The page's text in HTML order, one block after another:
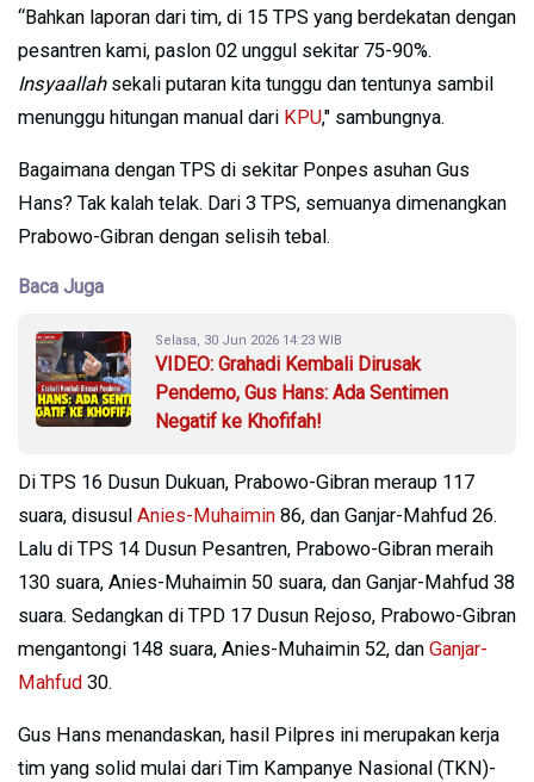
“Bahkan laporan dari tim, di 15 TPS yang berdekatan dengan
pesantren kami, paslon 02 unggul sekitar 75-90%.
Insyaallahsekali putaran kita tunggu dan tentunya sambil
menunggu hitungan manual dari KPU," sambungnya.
Bagaimana dengan TPS di sekitar Ponpes asuhan Gus
Hans? Tak kalah telak. Dari 3 TPS, semuanya dimenangkan
Prabowo-Gibran dengan selisih tebal.
Baca Juga
Selasa, 30 Jun 2026 14:23 WIB
VIDEO: Grahadi Kembali Dirusak
Pendemo, Gus Hans: Ada Sentimen
Negatif ke Khofifah!
Di TPS 16 Dusun Dukuan, Prabowo-Gibran meraup 117
suara, disusul Anies-Muhaimin 86, dan Ganjar-Mahfud 26.
Lalu di TPS 14 Dusun Pesantren, Prabowo-Gibran meraih
130 suara, Anies-Muhaimin 50 suara, dan Ganjar-Mahfud 38
suara. Sedangkan di TPD 17 Dusun Rejoso, Prabowo-Gibran
mengantongi 148 suara, Anies-Muhaimin 52, dan Ganjar-
Mahfud 30.
Gus Hans menandaskan, hasil Pilpres ini merupakan kerja
tim yang solid mulai dari Tim Kampanye Nasional (TKN)-